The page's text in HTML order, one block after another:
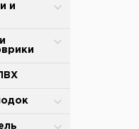
и
шатры
и
коврик